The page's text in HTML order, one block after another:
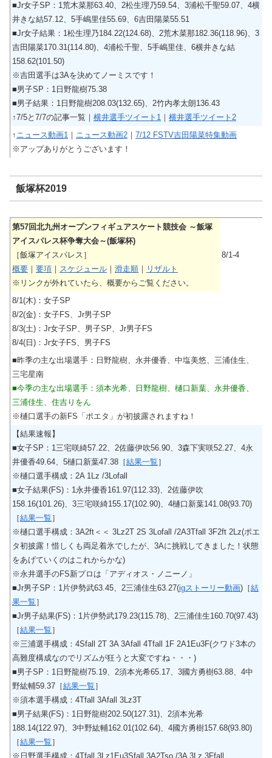
■Jr女子SP：1荒木菜那63.40、2松生理乃59.54、3浦松千聖59.07、4横
井きな結57.12、5手嶋里佳55.69、6吉田陽菜55.51
■Jr女子結果：1松生理乃184.22(124.68)、2荒木菜那182.36(118.96)、3
吉田陽菜170.31(114.80)、4浦松千聖、5手嶋里佳、6横井きな結
158.62(101.50)
※吉田選手は3Aを決めてノーミスです！
■男子SP：1日野龍樹75.38
■男子結果：1日野龍樹208.03(132.65)、2竹内孝太朗136.43
↑7/5と7/7の記事一覧｜ 横井選手ツイート1 ｜ 横井選手ツイート2
↑ ニュース動画1 ｜ ニュース動画2 ｜ 7/12 FSTV吉田陽菜特集動画
※アップありがとうございます！
飯塚杯2019
第57回北九州オープンフィギュアスケート競技会 ～飯塚
アイスパレス杯争奪大会～(飯塚杯)
［飯塚アイスパレス］
概要 ｜ 要項 ｜ スケジュール ｜ 滑走順 ｜ リザルト
※リンクが外れていたら、概要からご覧ください。
8/1-4
8/1(木)：女子SP
8/2(金)：女子FS、Jr男子SP
8/3(土)：Jr女子SP、男子SP、Jr男子FS
8/4(日)：Jr女子FS、男子FS
■昨季の主な出場選手：日野龍樹、永井優香、中塩美悠、三浦佳生、
三宅星南
■今季の主な出場選手：須本光希、日野龍樹、樋口新葉、永井優香、
三浦佳生、住吉りをん
※樋口選手の新FS「ポエタ」が初披露されますね！
【結果速報】
■女子SP：1三宅咲綺57.22、2佐藤伊吹56.90、3森下実咲52.27、4永
井優香49.64、5樋口新葉47.38［結果一覧 ］
※樋口選手構成：2A 1Lz /3Lofall
■女子結果(FS)：1永井優香161.97(112.33)、2佐藤伊吹
158.16(101.26)、3三宅咲綺155.17(102.90)、4樋口新葉141.08(93.70)
［結果一覧 ］
※樋口選手構成：3A2ft＜＜ 3Lz2T 2S 3Lofall /2A3Tfall 3F2ft 2Lz(ポエ
タ初披露！惜しくも両足着氷でしたが、3Aに挑戦してきました！状態
をあげていくのはこれからかな)
※永井選手のFS新プロは「アディオス・ノニーノ」
■Jr男子SP：1片伊勢武63.45、2三浦佳生63.27(igストーリー動画)［結
果一覧 ］
■Jr男子結果(FS)：1片伊勢武179.23(115.78)、2三浦佳生160.70(97.43)
［結果一覧 ］
※三浦選手構成：4Sfall 2T 3A 3Afall 4Tfall 1F 2A1Eu3F(クワド3本の
高難度構成なのでリズムが狂うと大変ですね・・・)
■男子SP：1日野龍樹75.19、2須本光希65.17、3國方勇樹63.88、4中
野紘輔59.37［結果一覧 ］
※須本選手構成：4Tfall 3Afall 3Lz3T
■男子結果(FS)：1日野龍樹202.50(127.31)、2須本光希
188.14(122.97)、3中野紘輔162.01(102.64)、4國方勇樹157.68(93.80)
［結果一覧 ］
※日野選手構成：4Tfall 3Lz1Eu3Sfall 3A2Tso /3A 3Lz 3Ffall